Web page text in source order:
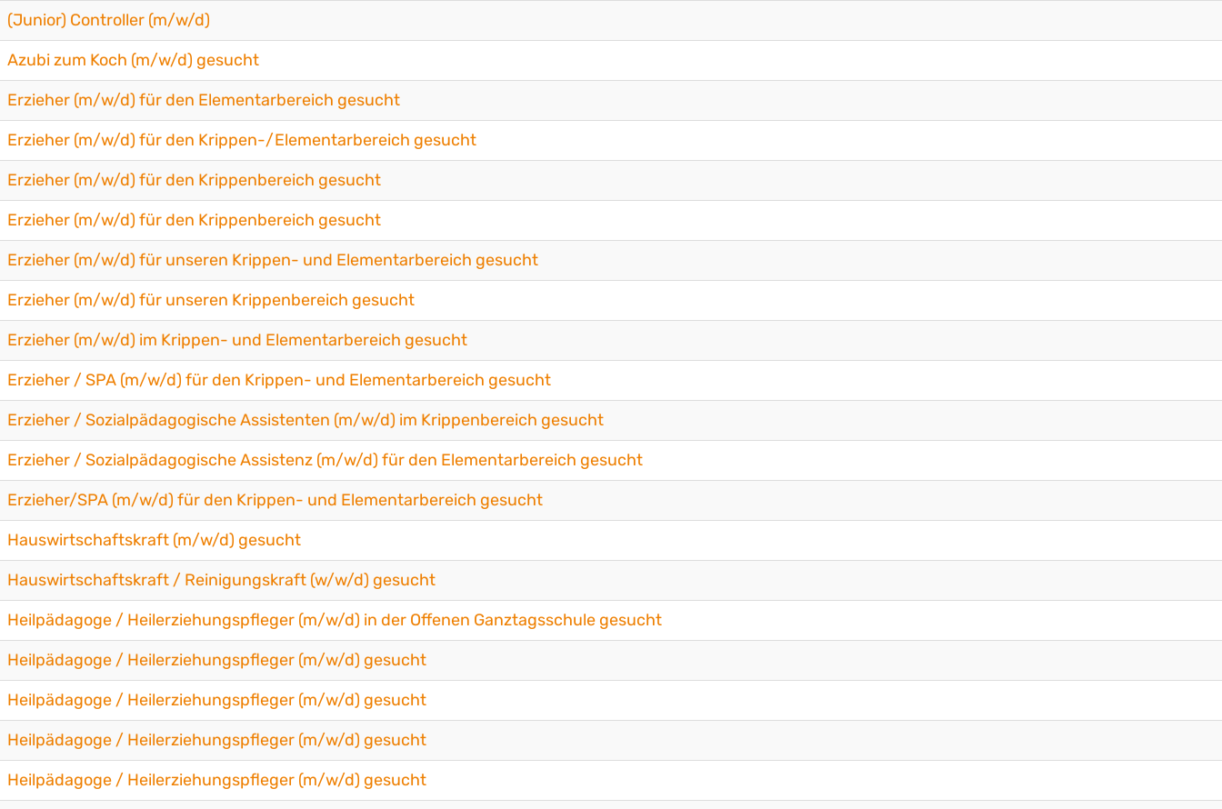
(Junior) Controller (m/w/d)
Azubi zum Koch (m/w/d) gesucht
Erzieher (m/w/d) für den Elementarbereich gesucht
Erzieher (m/w/d) für den Krippen-/Elementarbereich gesucht
Erzieher (m/w/d) für den Krippenbereich gesucht
Erzieher (m/w/d) für den Krippenbereich gesucht
Erzieher (m/w/d) für unseren Krippen- und Elementarbereich gesucht
Erzieher (m/w/d) für unseren Krippenbereich gesucht
Erzieher (m/w/d) im Krippen- und Elementarbereich gesucht
Erzieher / SPA (m/w/d) für den Krippen- und Elementarbereich gesucht
Erzieher / Sozialpädagogische Assistenten (m/w/d) im Krippenbereich gesucht
Erzieher / Sozialpädagogische Assistenz (m/w/d) für den Elementarbereich gesucht
Erzieher/SPA (m/w/d) für den Krippen- und Elementarbereich gesucht
Hauswirtschaftskraft (m/w/d) gesucht
Hauswirtschaftskraft / Reinigungskraft (w/w/d) gesucht
Heilpädagoge / Heilerziehungspfleger (m/w/d) in der Offenen Ganztagsschule gesucht
Heilpädagoge / Heilerziehungspfleger (m/w/d) gesucht
Heilpädagoge / Heilerziehungspfleger (m/w/d) gesucht
Heilpädagoge / Heilerziehungspfleger (m/w/d) gesucht
Heilpädagoge / Heilerziehungspfleger (m/w/d) gesucht